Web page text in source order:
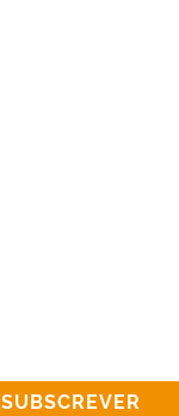
SUBSCREVER